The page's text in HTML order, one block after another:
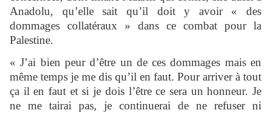
Anadolu, qu’elle sait qu’il doit y avoir « des
dommages collatéraux » dans ce combat pour la
Palestine.
« J’ai bien peur d’être un de ces dommages mais en
même temps je me dis qu’il en faut. Pour arriver à tout
ça il en faut et si je dois l’être ce sera un honneur. Je
ne me tairai pas, je continuerai de ne refuser ni